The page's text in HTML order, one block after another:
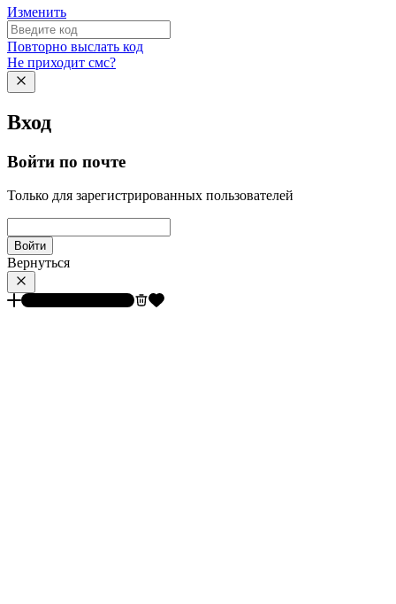
Изменить
Повторно выслать код
Не приходит смс?
Вход
Войти по почте
Только для зарегистрированных пользователей
Войти
Вернуться